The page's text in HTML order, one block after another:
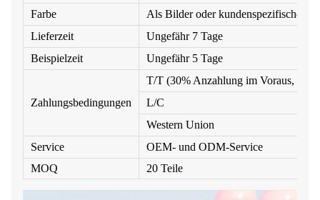
Farbe
Als Bilder oder kundenspezifische
Lieferzeit
Ungefähr 7 Tage
Beispielzeit
Ungefähr 5 Tage
Zahlungsbedingungen
T/T (30% Anzahlung im Voraus,
L/C
Western Union
Service
OEM- und ODM-Service
MOQ
20 Teile